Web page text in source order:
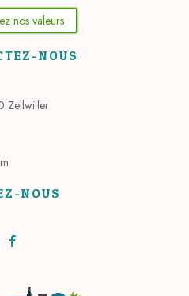
nos valeurs
NOUS
Zellwiller
NOUS